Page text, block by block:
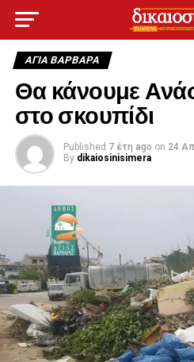
ΑΓΙΑ ΒΑΡΒΑΡΑ
Θα κάνουμε
στο σκουπίδι
Published 7 έτη ago on 24
By dikaiosinisimera